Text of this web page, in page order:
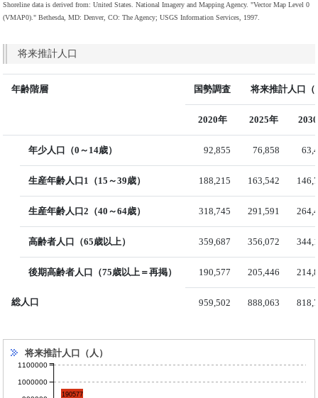
Shoreline data is derived from: United States. National Imagery and Mapping Agency. "Vector Map Level 0
(VMAP0)." Bethesda, MD: Denver, CO: The Agency; USGS Information Services, 1997.
将来推計人口
年齢階層 国勢調査 将来推計人口（
2020年 2025年
年少人口（0～14歳） 92,855 76,858
生産年齢人口1（15～39歳） 188,215 163,542
生産年齢人口2（40～64歳） 318,745 291,591
高齢者人口（65歳以上） 359,687 356,072
後期高齢者人口（75歳以上＝再掲） 190,577 205,446
総人口 959,502 888,063
将来推計人口（人）
190577
1000000
1100000